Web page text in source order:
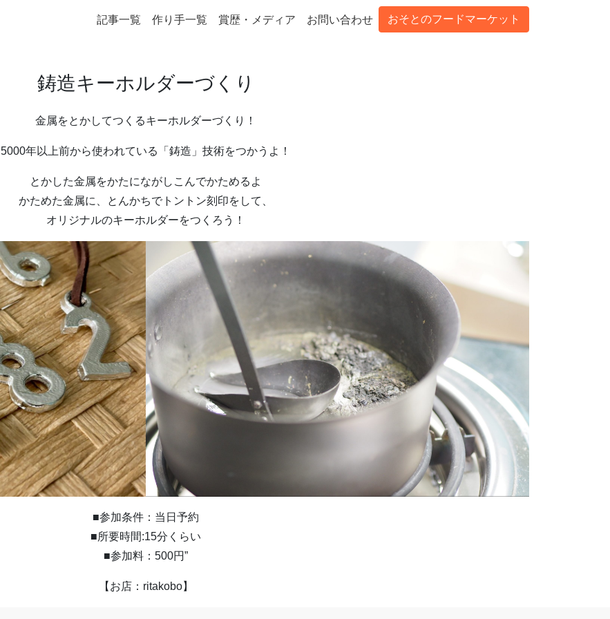
記事一覧 作り手一覧 賞歴・メディア お問い合わせ おそとのフードマーケット
鋳造キーホルダーづくり
金属をとかしてつくるキーホルダーづくり！
5000年以上前から使われている「鋳造」技術をつかうよ！
とかした金属をかたにながしこんでかためるよ
かためた金属に、とんかちでトントン刻印をして、
オリジナルのキーホルダーをつくろう！
■参加条件：当日予約
■所要時間:15分くらい
■参加料：500円”
【お店：ritakobo】